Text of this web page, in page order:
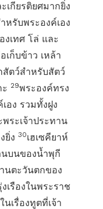
เกียรติยศมากยิ่ง
หรับพระองค์เอง
งเทศ โล่ และ
เก็บข้าว เหล้า
ตว์สำหรับสัตว์
29พระองค์ทรง
อง รวมทั้งฝูง
ระเจ้าประทาน
ยิ่ง 30เฮเซคียาห์
บนของน้ำพุกี
นตะวันตกของ
เรืองในพระราช
นเรื่องทูตที่เจ้า